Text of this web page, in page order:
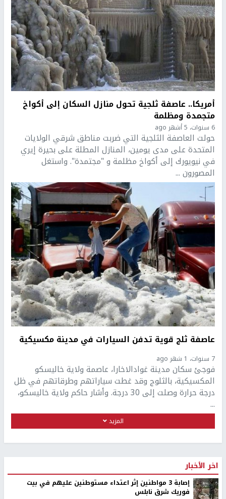
أمريكا.. عاصفة ثلجية تحول منازل السكان إلى أكواخ
متجمدة ومظلمة
6 سنوات، 5 أشهر ago
حولت العاصفة الثلجية التي ضربت مناطق شرقي الولايات
المتحدة على مدى يومين، المنازل المطلة على بحيرة إيري
في نيويورك إلى أكواخ مظلمة و "مجتمدة". واستغل
المصورون ...
عاصفة ثلج قوية تدفن السيارات في مدينة مكسيكية
7 سنوات، 1 شهر ago
فوجئ سكان مدينة غوادالاخارا، عاصمة ولاية خاليسكو
المكسيكية، بالثلوج وقد غطت سياراتهم وطرقاتهم في ظل
درجة حرارة وصلت إلى 30 درجة. وأشار حاكم ولاية خاليسكو،
...
المزيد
اخر الأخبار
إصابة 3 مواطنين إثر اعتداء مستوطنين عليهم في بيت
فوريك شرق نابلس